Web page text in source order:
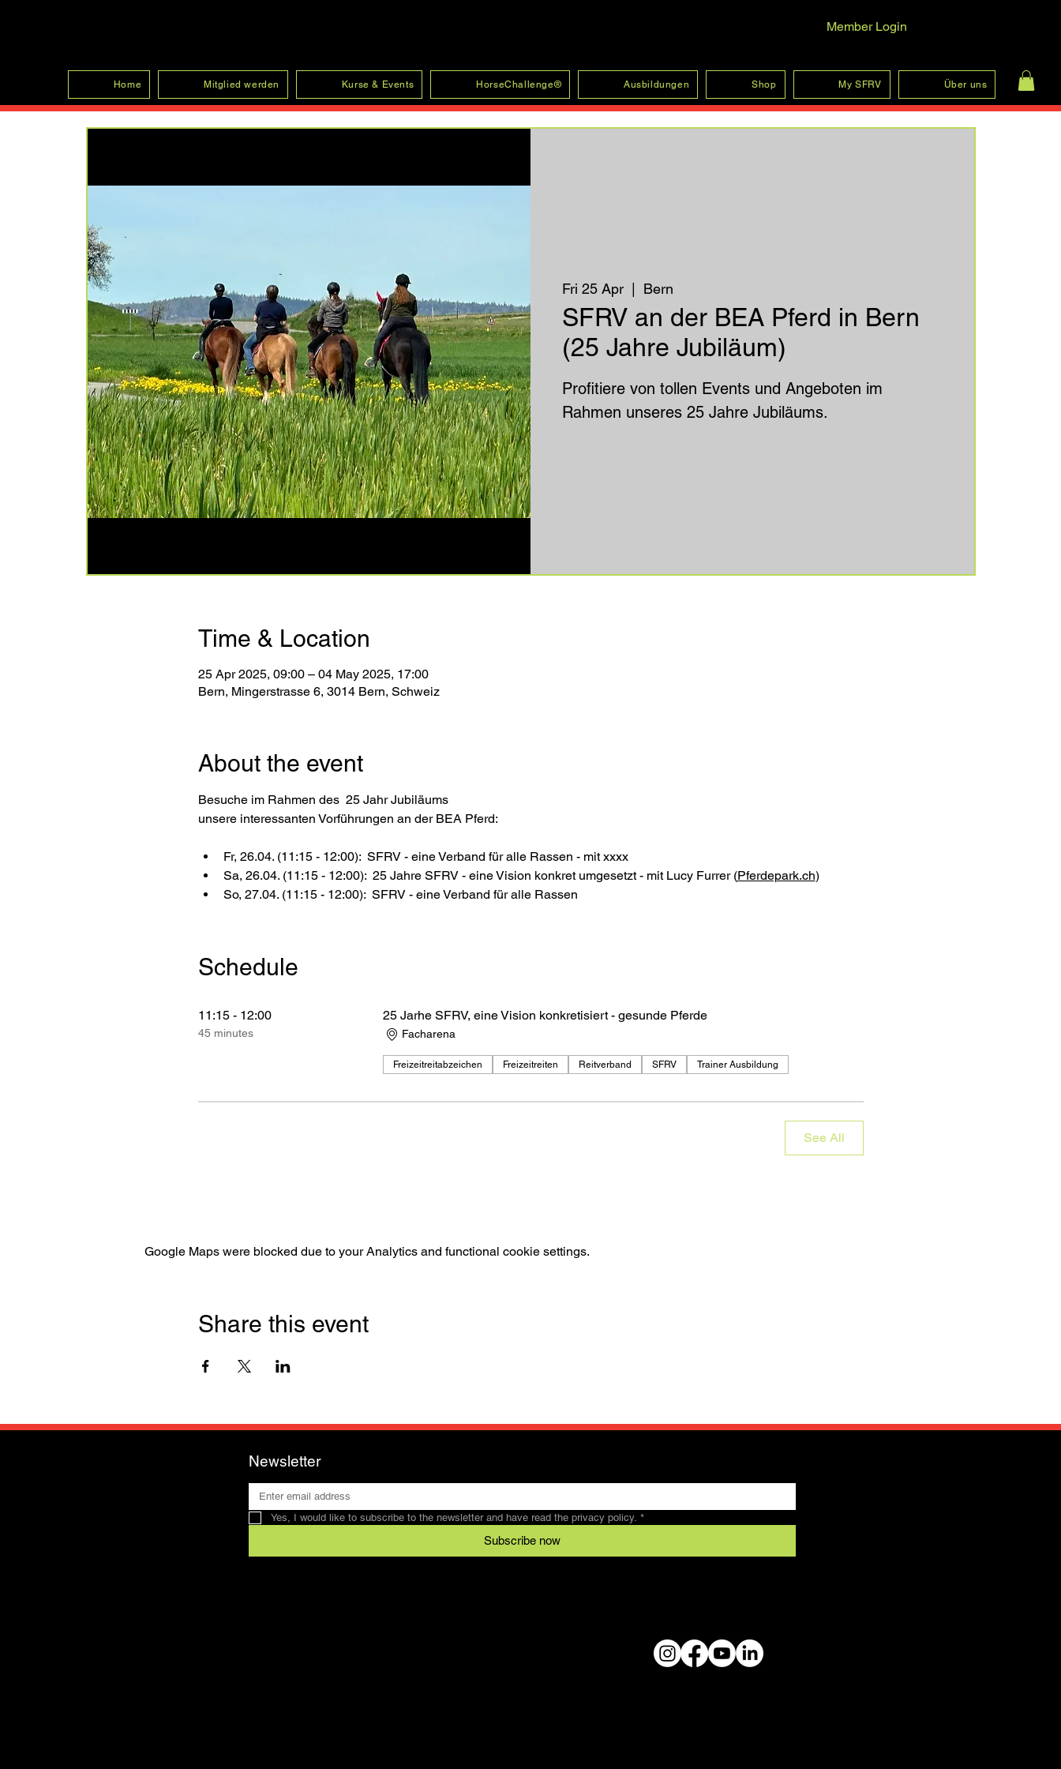
Member Login
Home Mitglied werden Kurse & Events HorseChallenge® Ausbildungen Shop My SFRV Über uns
Fri 25 Apr
  |
Bern
SFRV an der BEA Pferd in Bern
(25 Jahre Jubiläum)
Profitiere von tollen Events und Angeboten im
Time & Location
25 Apr 2025, 09:00 – 04 May 2025, 17:00
Bern, Mingerstrasse 6, 3014 Bern, Schweiz
About the event
Besuche im Rahmen des  25 Jahr Jubiläums
unsere interessanten Vorführungen an der BEA Pferd:
Fr, 26.04. (11:15 - 12:00):  SFRV - eine Verband für alle Rassen - mit xxxx
Sa, 26.04. (11:15 - 12:00):  25 Jahre SFRV - eine Vision konkret umgesetzt - mit Lucy Furrer (Pferdepark.ch)
So, 27.04. (11:15 - 12:00):  SFRV - eine Verband für alle Rassen
Schedule
11:15 - 12:00
45 minutes
25 Jarhe SFRV, eine Vision konkretisiert - gesunde Pferde
Facharena
Freizeitreitabzeichen Freizeitreiten Reitverband SFRV Trainer Ausbildung
See All
Google Maps were blocked due to your Analytics and functional cookie settings.
Share this event
Newsletter
Yes, I would like to subscribe to the newsletter and have read the privacy policy. *
Subscribe now